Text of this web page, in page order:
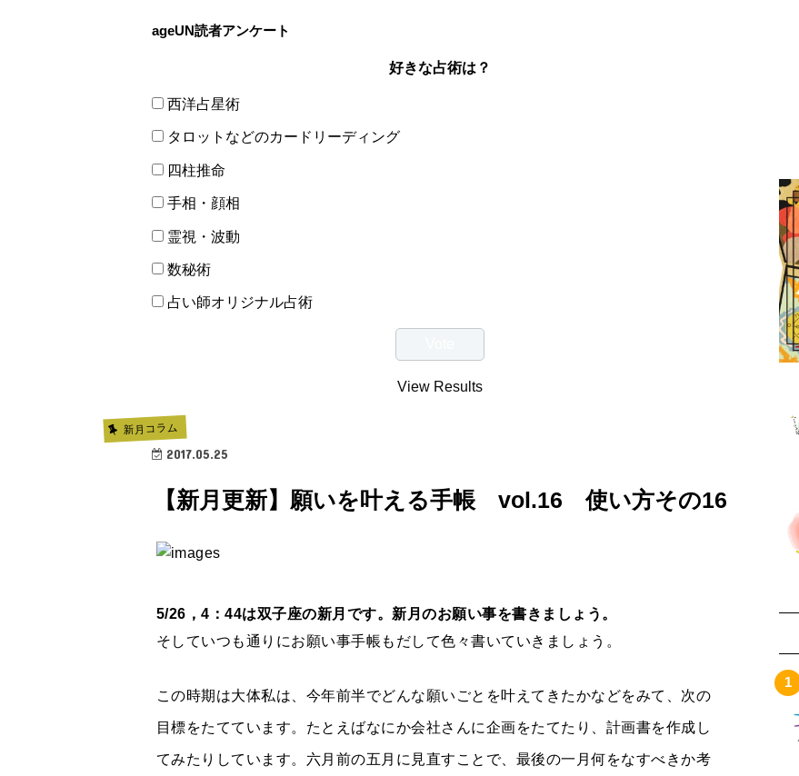
ageUN読者アンケート
好きな占術は？
西洋占星術
タロットなどのカードリーディング
四柱推命
手相・顔相
霊視・波動
数秘術
占い師オリジナル占術
View Results
新月コラム
2017.05.25
【新月更新】願いを叶える手帳 vol.16 使い方その16
5/26，4：44は双子座の新月です。新月のお願い事を書きましょう。
そしていつも通りにお願い事手帳もだして色々書いていきましょう。
この時期は大体私は、今年前半でどんな願いごとを叶えてきたかなどをみて、次の
目標をたてています。たとえばなにか会社さんに企画をたてたり、計画書を作成し
てみたりしています。六月前の五月に見直すことで、最後の一月何をなすべきか考